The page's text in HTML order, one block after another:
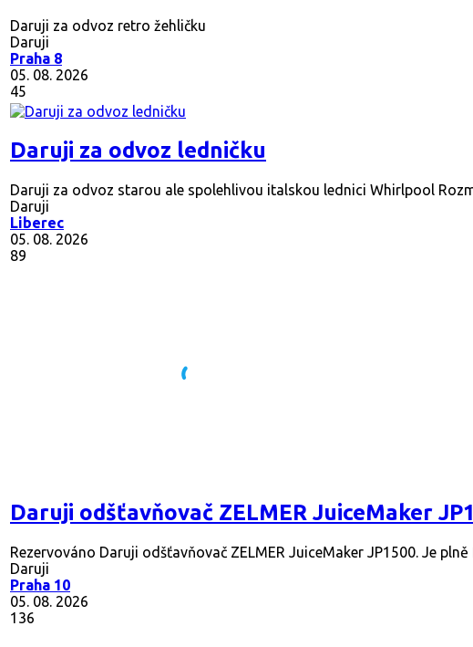
Daruji za odvoz retro žehličku
Daruji
Praha 8
05. 08. 2026
45
Daruji za odvoz ledničku
Daruji za odvoz starou ale spolehlivou italskou lednici Whirlpool
Daruji
Liberec
05. 08. 2026
89
Daruji odšťavňovač ZELMER JuiceMaker
Rezervováno Daruji odšťavňovač ZELMER JuiceMaker JP1500. Je
Daruji
Praha 10
05. 08. 2026
136